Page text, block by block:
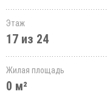
Этаж
17 из 24
Жилая площадь
0 м²